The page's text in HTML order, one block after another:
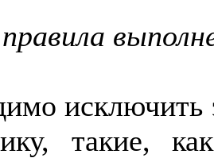
исключить
такие,